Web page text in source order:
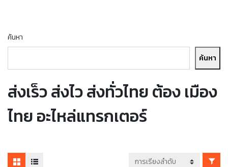
ค้นหา
ค้นหา
ส่งเร็ว ส่งไว ส่งทั่วไทย ต้อง เมือง
ไทย อะไหล่แทรกเตอร์